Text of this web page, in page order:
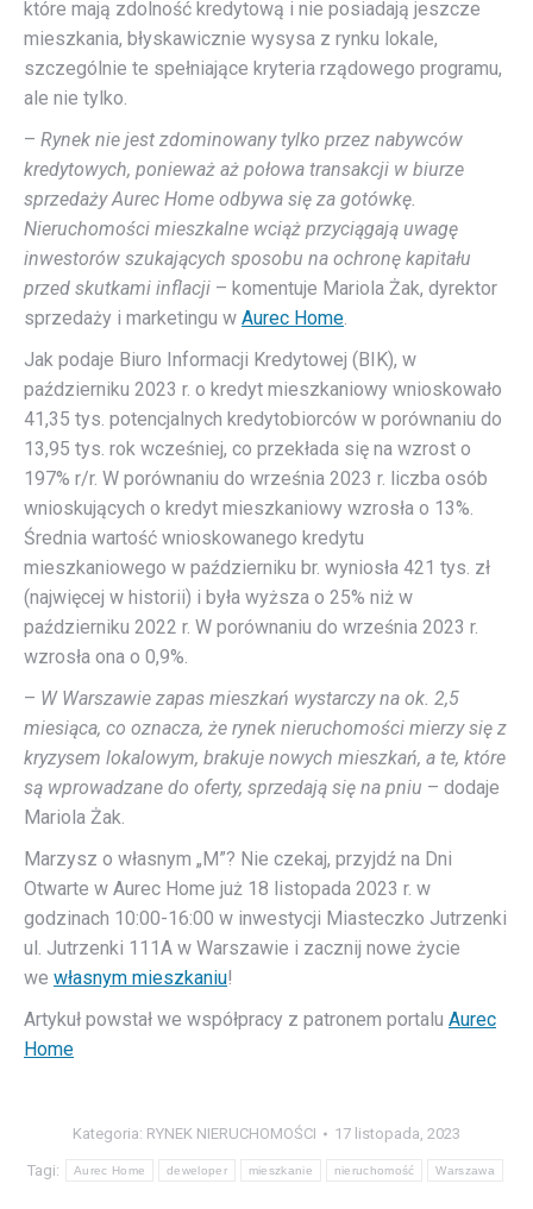
które mają zdolność kredytową i nie posiadają jeszcze
mieszkania, błyskawicznie wysysa z rynku lokale,
szczególnie te spełniające kryteria rządowego programu,
ale nie tylko.
– Rynek nie jest zdominowany tylko przez nabywców
kredytowych, ponieważ aż połowa transakcji w biurze
sprzedaży Aurec Home odbywa się za gotówkę.
Nieruchomości mieszkalne wciąż przyciągają uwagę
inwestorów szukających sposobu na ochronę kapitału
przed skutkami inflacji – komentuje Mariola Żak, dyrektor
sprzedaży i marketingu w Aurec Home.
Jak podaje Biuro Informacji Kredytowej (BIK), w
październiku 2023 r. o kredyt mieszkaniowy wnioskowało
41,35 tys. potencjalnych kredytobiorców w porównaniu do
13,95 tys. rok wcześniej, co przekłada się na wzrost o
197% r/r. W porównaniu do września 2023 r. liczba osób
wnioskujących o kredyt mieszkaniowy wzrosła o 13%.
Średnia wartość wnioskowanego kredytu
mieszkaniowego w październiku br. wyniosła 421 tys. zł
(najwięcej w historii) i była wyższa o 25% niż w
październiku 2022 r. W porównaniu do września 2023 r.
wzrosła ona o 0,9%.
– W Warszawie zapas mieszkań wystarczy na ok. 2,5
miesiąca, co oznacza, że rynek nieruchomości mierzy się z
kryzysem lokalowym, brakuje nowych mieszkań, a te, które
są wprowadzane do oferty, sprzedają się na pniu – dodaje
Mariola Żak.
Marzysz o własnym „M”? Nie czekaj, przyjdź na Dni
Otwarte w Aurec Home już 18 listopada 2023 r. w
godzinach 10:00-16:00 w inwestycji Miasteczko Jutrzenki
ul. Jutrzenki 111A w Warszawie i zacznij nowe życie
we własnym mieszkaniu!
Artykuł powstał we współpracy z patronem portalu Aurec
Home
Kategoria: RYNEK NIERUCHOMOŚCI 17 listopada, 2023
Tagi: Aurec Home deweloper mieszkanie nieruchomość Warszawa